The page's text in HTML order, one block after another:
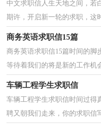
中文求职信人生天地之间，若
期许，开启新一轮的求职，这
商务英语求职信15篇
商务英语求职信15篇时间的脚
等待着我们的将是新的工作机
车辆工程学生求职信
车辆工程学生求职信时间过得
聘又朝我们走来，你的求职信